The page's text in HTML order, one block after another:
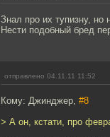
Знал про их тупизну, но
Нести подобный бред
отправлено 04.11.11 11:52
Кому: Джинджер, #8
> А он, кстати, про